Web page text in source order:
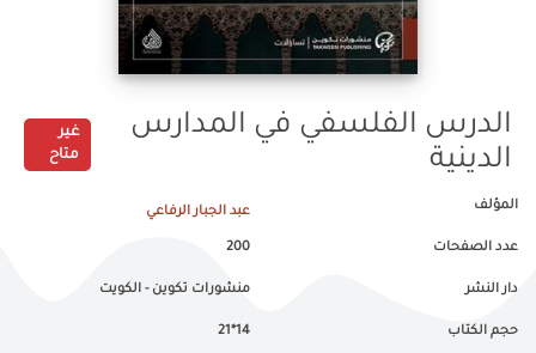
الدرس الفلسفي في المدارس
الدينية
غير
متاح
المؤلف عبد الجبار الرفاعي
عدد الصفحات 200
دار النشر منشورات تكوين - الكويت
حجم الكتاب 14*21